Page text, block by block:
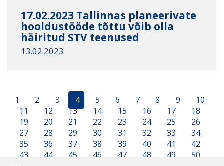
17.02.2023 Tallinnas planeerivate
hooldustööde tõttu võib olla
häiritud STV teenused
13.02.2023
1 2 3 4 5 6 7 8 9
10
11
12 13 14 15 16 17
18
19
20 21 22 23 24 25
26
27
28 29 30 31 32 33
34
35
36 37 38 39 40 41
42
43
44 45 46 47 48 49 50